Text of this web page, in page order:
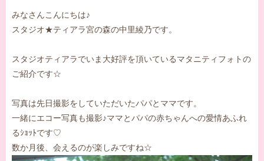
みなさんこんにちは♪
スタジオ★ティアラ宮の森の中里綾乃です。
スタジオティアラでいま大好評を頂いているマタニティフォトの
ご紹介です☆
写真は先日撮影をしていただいたパパとママです。
一緒にエコー写真も撮影♪ママとパパの赤ちゃんへの愛情あふれ
るｼｮｯﾄです♡
数か月後、会えるのが楽しみですね☆